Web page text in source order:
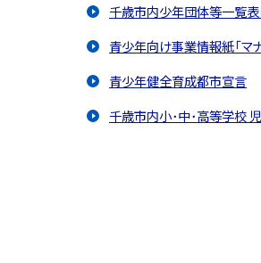
千歳市内少年団体等一覧表
青少年向け事業情報紙「マ
青少年健全育成都市宣言
千歳市内小･中･高等学校